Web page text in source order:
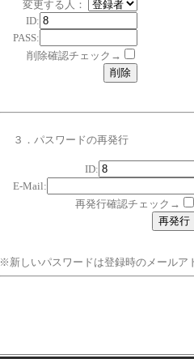
変更する人：
ID:
PASS:
削除確認チェック→
３．パスワードの再発行
ID:
E-Mail:
再発行確認チェック→
※新しいパスワードは登録時のメールア